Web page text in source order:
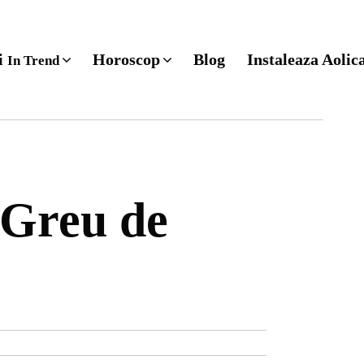
In Trend Horoscop Blog Instaleaza
de